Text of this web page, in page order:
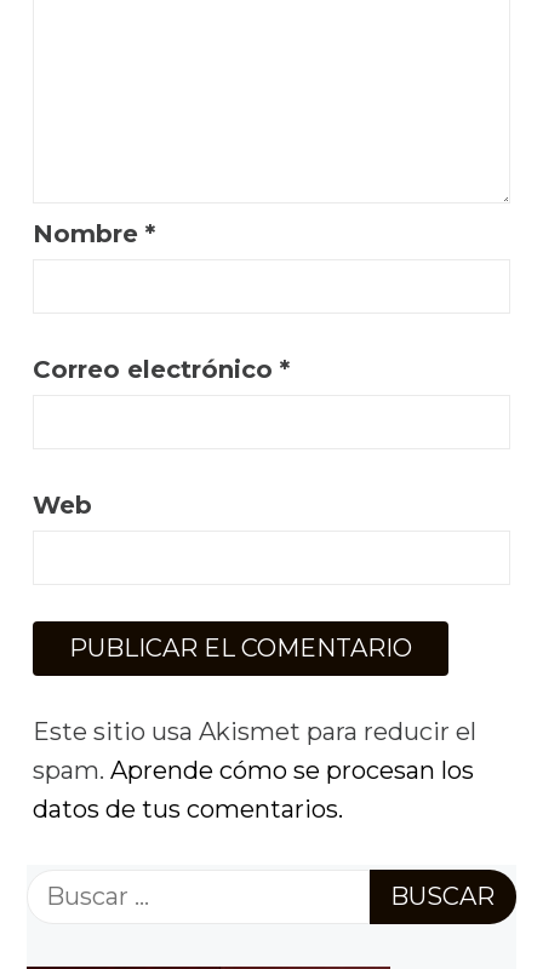
Nombre *
Correo electrónico *
Web
Este sitio usa Akismet para reducir el
spam. Aprende cómo se procesan los
datos de tus comentarios.
Buscar: